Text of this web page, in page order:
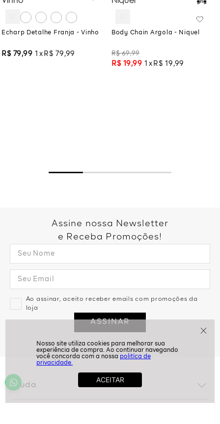
politíca de
privacidade.
Echarp Detalhe Franja - Vinho
R$ 79,99 1 R$ 79 ,99
Body Chain Argola - Niquel
R$ 69,99
R$ 19,99 1 R$ 19 ,99
Assine nossa Newsletter
e Receba Promoções!
Ao assinar, aceito receber emails com promoções da
loja
ASSINAR
Ajuda